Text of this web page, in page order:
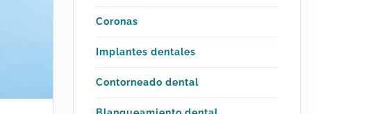
Coronas
Implantes dentales
Contorneado dental